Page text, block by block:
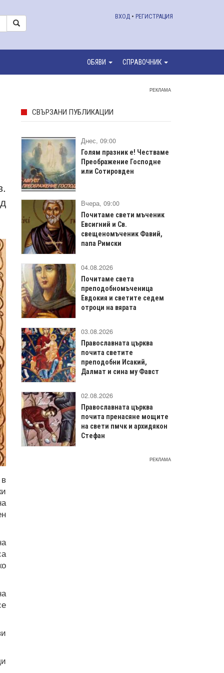
ВХОД • РЕГИСТРАЦИЯ
ОБЯВИ СПРАВОЧНИК
РЕКЛАМА
СВЪРЗАНИ ПУБЛИКАЦИИ
Днес, 09:00
Голям празник е! Честваме
Преображение Господне
или Сотировден
Вчера, 09:00
Почитаме свети мъченик
Евсигний и Св.
свещеномъченик Фавий,
папа Римски
04.08.2026
Почитаме света
преподобномъченица
Евдокия и светите седем
отроци на вярата
03.08.2026
Православната църква
почита светите
преподобни Исакий,
Далмат и сина му Фавст
02.08.2026
Православната църква
почита пренасяне мощите
на свети пмчк и архидякон
Стефан
РЕКЛАМА